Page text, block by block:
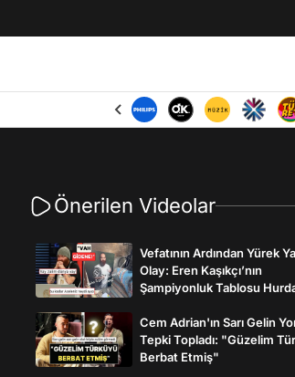
Önerilen Videolar
Vefatının Ardından Yürek
Olay: Eren Kaşıkçı’nın
Şampiyonluk Tablosu
Cem Adrian'ın Sarı Gelin
Tepki Topladı: "Güzelim
Berbat Etmiş"